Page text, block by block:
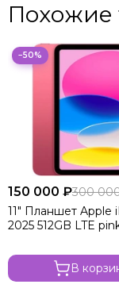
Похожие
−50%
150 000 ₽300
11" Планшет Apple
2025 512GB LTE
В